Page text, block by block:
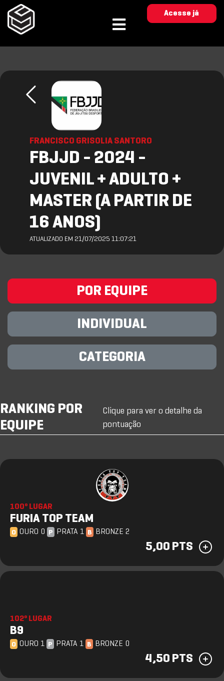
Acesse já
FRANCISCO GRISOLIA SANTORO
FBJJD - 2024 -
JUVENIL + ADULTO +
MASTER (A PARTIR DE
16 ANOS)
ATUALIZADO EM 21/07/2025 11:07:21
POR EQUIPE
INDIVIDUAL
CATEGORIA
RANKING POR
EQUIPE
Clique para ver o detalhe da
pontuação
100º LUGAR
FURIA TOP TEAM
O OURO 0 P PRATA 1 B BRONZE 2
5,00 PTS
102º LUGAR
B9
O OURO 1 P PRATA 1 B BRONZE 0
4,50 PTS